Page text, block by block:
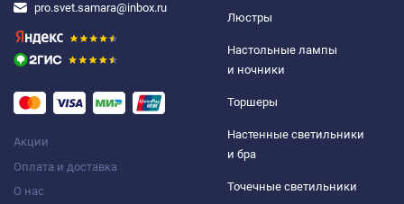
pro.svet.samara@inbox.ru
Акции
Оплата и доставка
О нас
Люстры
Настольные лампы
и ночники
Торшеры
Настенные светильники
и бра
Точечные светильники